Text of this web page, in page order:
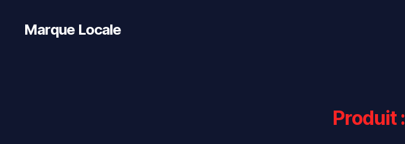
Marque Locale
Produit :